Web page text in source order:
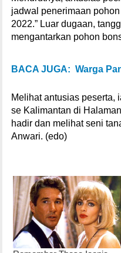
jadwal penerimaan
2022.” Luar dugaan,
mengantarkan pohon
BACA JUGA: Warga
Melihat antusias peserta,
se Kalimantan di
hadir dan melihat seni
Anwari. (edo)